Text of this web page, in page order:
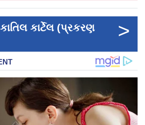
કાર્ટેલ (પ્રકરણ
>